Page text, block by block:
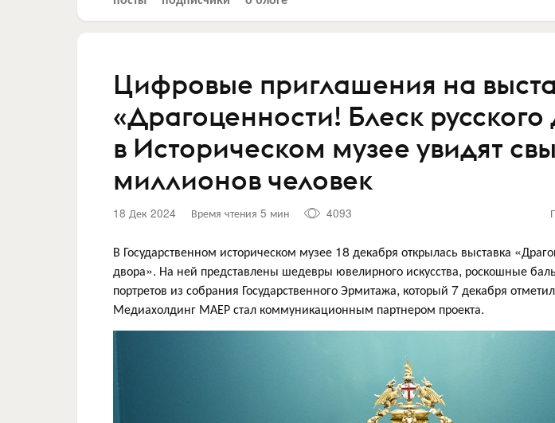
Цифровые приглашения на
«Драгоценности! Блеск русского
в Историческом музее увидят
миллионов человек
18 Дек 2024 Время чтения 5 мин 4093
В Государственном историческом музее 18 декабря открылась выставка
двора». На ней представлены шедевры ювелирного искусства, роскошные
портретов из собрания Государственного Эрмитажа, который 7 декабря
Медиахолдинг МАЕР стал коммуникационным партнером проекта.